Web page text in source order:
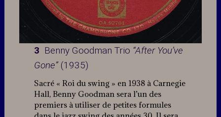
3 Benny Goodman Trio “After You’ve
Gone”(1935)
Sacré « Roi du swing » en 1938 à Carnegie
Hall, Benny Goodman sera l’un des
premiers à utiliser de petites formules